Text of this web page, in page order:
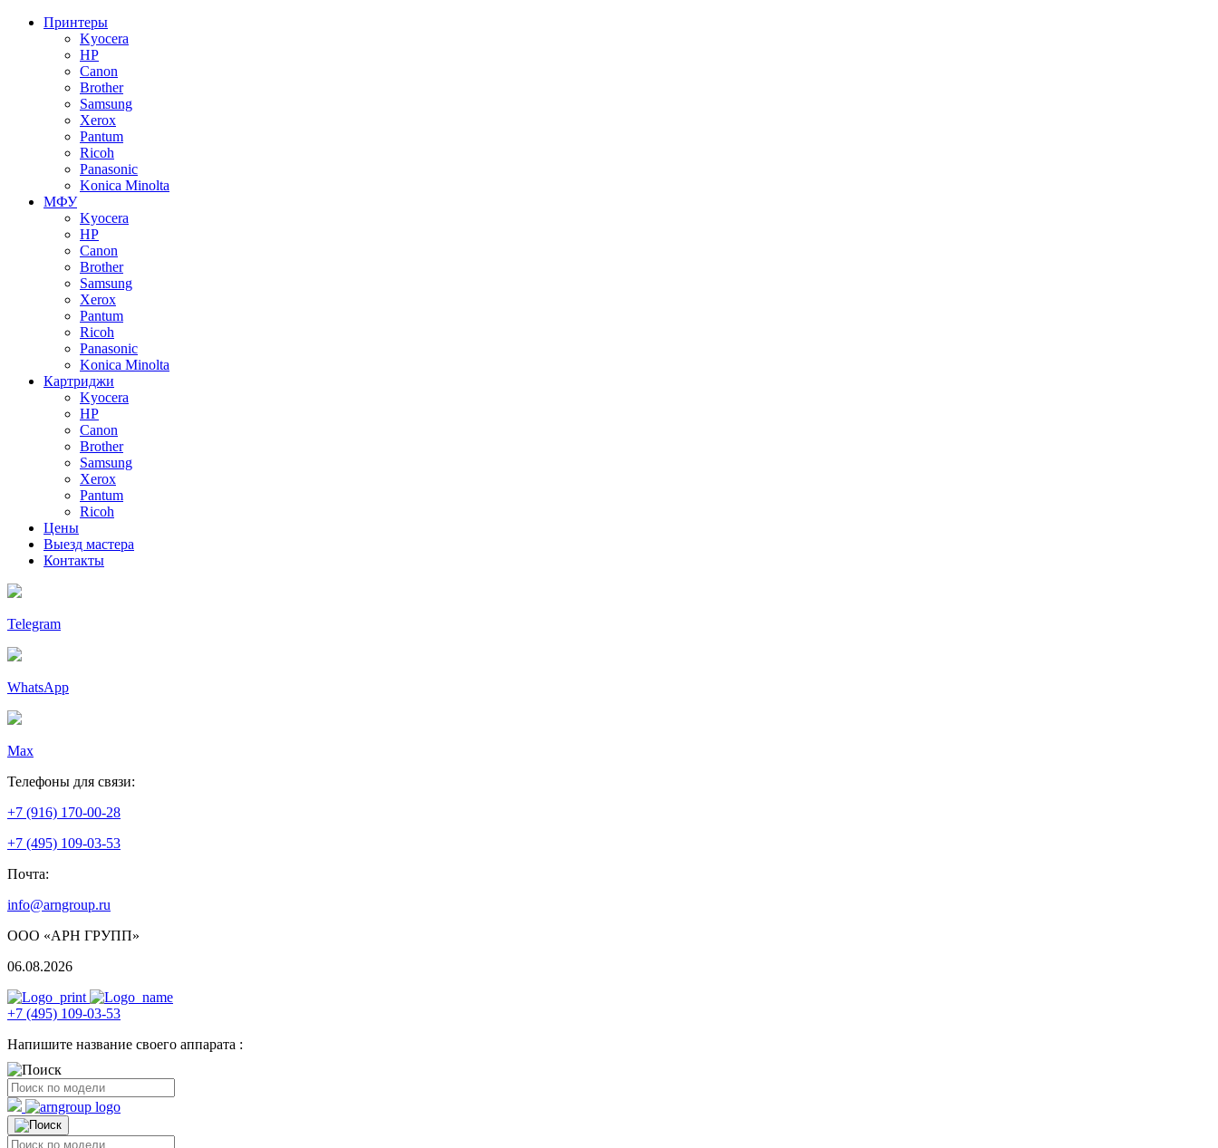
Принтеры
Kyocera
HP
Canon
Brother
Samsung
Xerox
Pantum
Ricoh
Panasonic
Konica Minolta
МФУ
Kyocera
HP
Canon
Brother
Samsung
Xerox
Pantum
Ricoh
Panasonic
Konica Minolta
Картриджи
Kyocera
HP
Canon
Brother
Samsung
Xerox
Pantum
Ricoh
Цены
Выезд мастера
Контакты
Telegram
WhatsApp
Max
Телефоны для связи:
+7 (916) 170-00-28
+7 (495) 109-03-53
Почта:
info@arngroup.ru
ООО «АРН ГРУПП»
06.08.2026
+7 (495) 109-03-53
Напишите название своего аппарата :